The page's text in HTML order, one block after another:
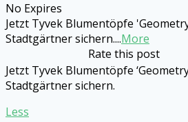
No Expires
Jetzt Tyvek Blumentöpfe
Stadtgärtner sichern....More
Rate this post
Jetzt Tyvek Blumentöpfe
Stadtgärtner sichern.
Less